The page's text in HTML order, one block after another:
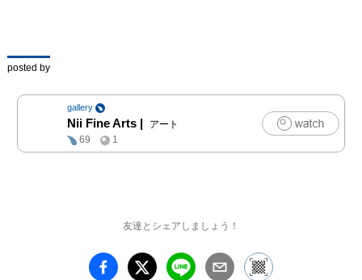
県多度津町に戻り、地方
創生事業や教育活動に尽
力している。
「yabux」は、世界中を
旅して撮影したセルフポ
ートレイト。
点を展示いたします。
いつも撮影していた風景
posted by
gallery
Nii Fine Arts |
アート
69
1
友達とシェアしましょう！